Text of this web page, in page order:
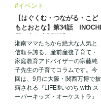
#イベント
【はぐくむ・つながる・こど
もとおとな】第34話 INOCHI
湘南ママたちから絶大な人気と
信頼を誇る、産前産後子育て・
家庭教育アドバイザーの宗藤純
子先生の子育てコラムです。今
回は、9月に大阪・関西万博で披
露される『LIFE®︎いのち with ス
ーパーキッズ・オーケストラ』